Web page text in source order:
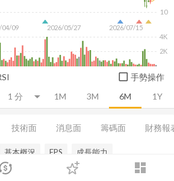
dashboard
登入
1M 3M 6M 1Y
04/09 2026/05/27 2026/07/15
10
2K
4K
手勢操作
技術面 消息面 籌碼面 財務報
基本概況 EPS 成長能力